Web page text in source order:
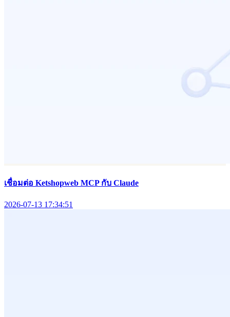
เชื่อมต่อ Ketshopweb MCP กับ Claude
2026-07-13 17:34:51